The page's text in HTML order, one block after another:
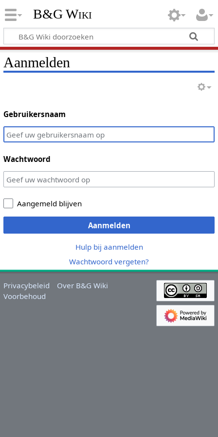
B&G Wiki
Aanmelden
Gebruikersnaam
Wachtwoord
Aangemeld blijven
Aanmelden
Hulp bij aanmelden
Wachtwoord vergeten?
Privacybeleid
Over B&G Wiki
Voorbehoud